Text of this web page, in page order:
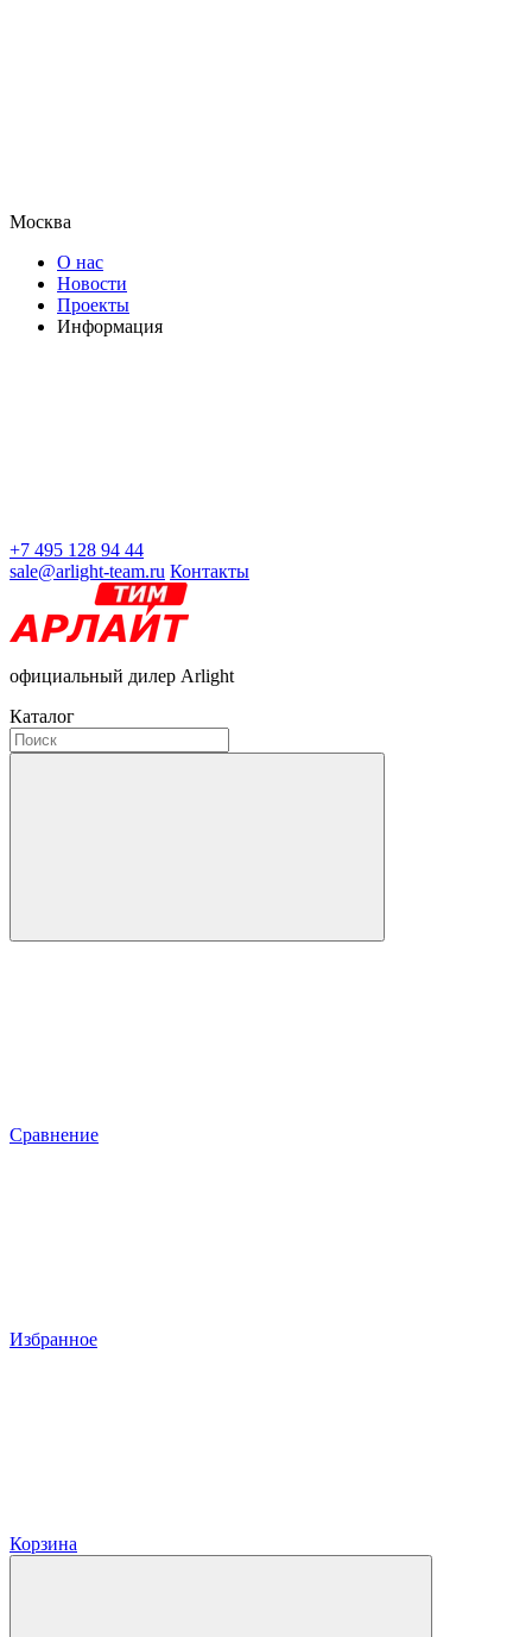
Москва
О нас
Новости
Проекты
Информация
+7 495 128 94 44
sale@arlight-team.ru Контакты
официальный дилер Arlight
Каталог
Сравнение
Избранное
Корзина